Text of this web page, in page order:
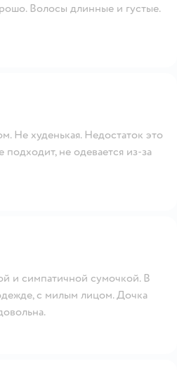
Волосы длинные и густые.
Не худенькая. Недостаток это
подходит, не одевается из-за
и симпатичной сумочкой. В
с милым лицом. Дочка